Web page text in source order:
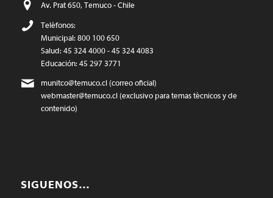
Av. Prat 650, Temuco - Chile
Teléfonos:
Municipal: 800 100 650
Salud: 45 324 4000 - 45 324 4083
Educación: 45 297 3771
munitco@temuco.cl(correo oficial)
webmaster@temuco.cl(exclusivo para temas técnicos y de
contenido)
SIGUENOS…